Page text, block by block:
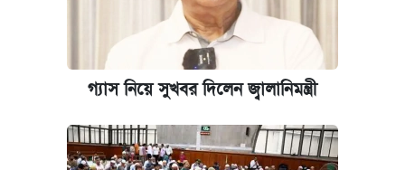
গ্যাস নিয়ে সুখবর দিলেন জ্বালানিমন্ত্রী